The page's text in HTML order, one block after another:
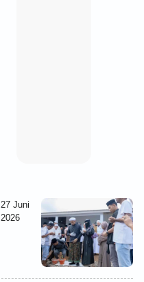
27 Juni
2026